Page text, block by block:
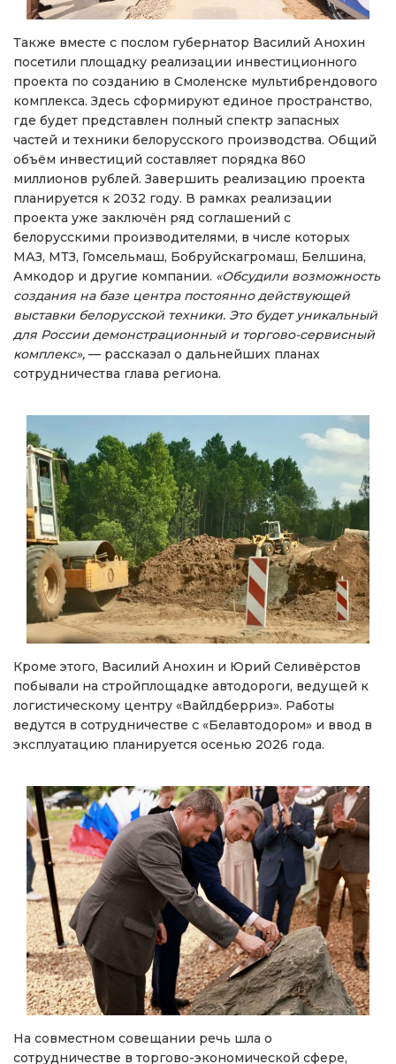
Также вместе с послом губернатор Василий Анохин
посетили площадку реализации инвестиционного
проекта по созданию в Смоленске мультибрендового
комплекса. Здесь сформируют единое пространство,
где будет представлен полный спектр запасных
частей и техники белорусского производства. Общий
объём инвестиций составляет порядка 860
миллионов рублей. Завершить реализацию проекта
планируется к 2032 году. В рамках реализации
проекта уже заключён ряд соглашений с
белорусскими производителями, в числе которых
МАЗ, МТЗ, Гомсельмаш, Бобруйскагромаш, Белшина,
Амкодор и другие компании. «Обсудили возможность
создания на базе центра постоянно действующей
выставки белорусской техники. Это будет уникальный
для России демонстрационный и торгово-сервисный
комплекс», — рассказал о дальнейших планах
сотрудничества глава региона.
Кроме этого, Василий Анохин и Юрий Селивёрстов
побывали на стройплощадке автодороги, ведущей к
логистическому центру «Вайлдберриз». Работы
ведутся в сотрудничестве с «Белавтодором» и ввод в
эксплуатацию планируется осенью 2026 года.
На совместном совещании речь шла о
сотрудничестве в торгово-экономической сфере,